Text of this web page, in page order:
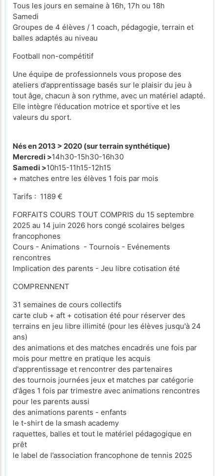
Tous les jours en semaine à 16h, 17h ou 18h
Samedi
Groupes de 4 élèves / 1 coach, pédagogie, terrain et
balles adaptés au niveau
Football non-compétitif
Une équipe de professionnels vous propose des
ateliers d’apprentissage basés sur le plaisir du jeu à
tout âge, chacun à son rythme, avec un matériel adapté.
Elle intègre l’éducation motrice et sportive et les
valeurs du sport.
Nés en 2013 > 2020 (sur terrain synthétique)
Mercredi >14h30-15h30-16h30
Samedi >10h15-11h15-12h15
+ matches entre les élèves 1 fois par mois
Tarifs : 1189 €
FORFAITS COURS TOUT COMPRIS du 15 septembre
2025 au 14 juin 2026 hors congé scolaires belges
francophones
Cours - Animations - Tournois - Evénements
rencontres
Implication des parents - Jeu libre cotisation été
COMPRENNENT
31 semaines de cours collectifs
carte club + aft + cotisation été pour réserver des
terrains en jeu libre illimité (pour les élèves jusqu'à 24
ans)
des animations et des matches encadrés une fois par
mois pour mettre en pratique les acquis
d'apprentissage et rencontrer des partenaires
des tournois journées jeux et matches par catégorie
d'âges 1 fois par trimestre avec animations rencontres
pour les parents aussi
des animations parents - enfants
le t-shirt de la smash academy
raquettes, balles et tout le matériel pédagogique en
prêt
le label de l’association francophone de tennis 2025